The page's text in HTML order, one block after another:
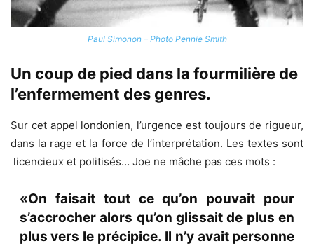
Paul Simonon – Photo Pennie Smith
Un coup de pied dans la fourmilière de
l’enfermement des genres.
Sur cet appel londonien, l’urgence est toujours de rigueur,
dans la rage et la force de l’interprétation. Les textes sont
licencieux et politisés… Joe ne mâche pas ces mots :
«On faisait tout ce qu’on pouvait pour
s’accrocher alors qu’on glissait de plus en
plus vers le précipice. Il n’y avait personne